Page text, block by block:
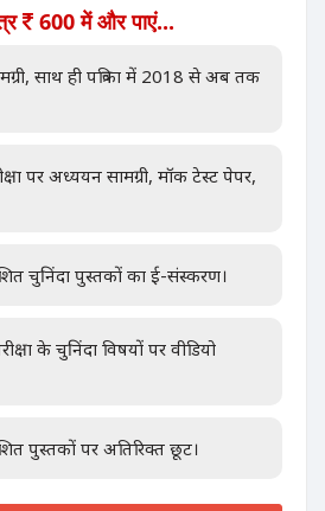
600 में और पाएं...
साथ ही पत्रिका में 2018 से अब तक
पर अध्ययन सामग्री, मॉक टेस्ट पेपर,
चुनिंदा पुस्तकों का ई-संस्करण।
के चुनिंदा विषयों पर वीडियो
पुस्तकों पर अतिरिक्त छूट।